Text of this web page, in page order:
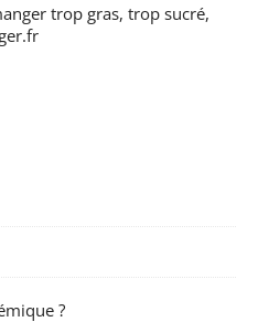
trop gras, trop sucré,
?